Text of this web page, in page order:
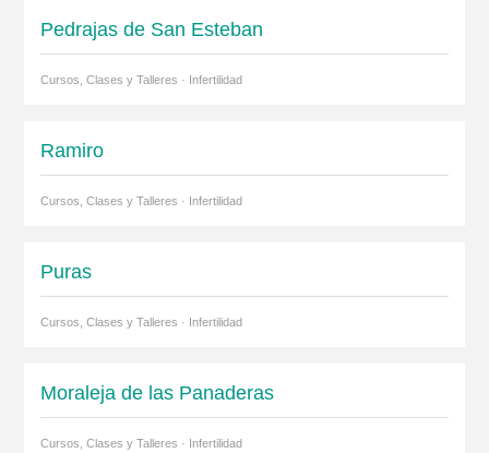
Pedrajas de San Esteban
Cursos, Clases y Talleres · Infertilidad
Ramiro
Cursos, Clases y Talleres · Infertilidad
Puras
Cursos, Clases y Talleres · Infertilidad
Moraleja de las Panaderas
Cursos, Clases y Talleres · Infertilidad